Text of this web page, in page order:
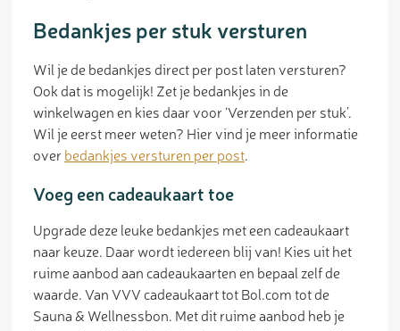
Bedankjes per stuk versturen
Wil je de bedankjes direct per post laten versturen?
Ook dat is mogelijk! Zet je bedankjes in de
winkelwagen en kies daar voor ‘Verzenden per stuk’.
Wil je eerst meer weten? Hier vind je meer informatie
over bedankjes versturen per post.
Voeg een cadeaukaart toe
Upgrade deze leuke bedankjes met een cadeaukaart
naar keuze. Daar wordt iedereen blij van! Kies uit het
ruime aanbod aan cadeaukaarten en bepaal zelf de
waarde. Van VVV cadeaukaart tot Bol.com tot de
Sauna & Wellnessbon. Met dit ruime aanbod heb je